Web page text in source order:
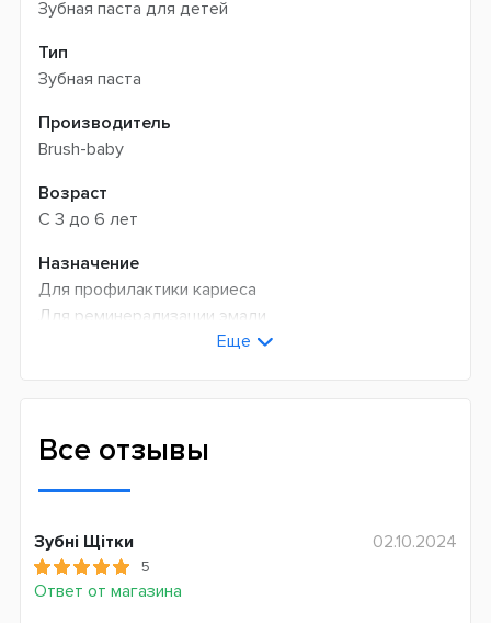
Зубная паста для детей
Тип
Зубная паста
Производитель
Brush-baby
Возраст
С 3 до 6 лет
Назначение
Для профилактики кариеса
Для реминерализации эмали
Для укрепления эмали
Индекс абразивности RDA
40
1350 ppm
Объем, мл
Еще
Все отзывы
Зубні Щітки
5
Ответ от магазина
02.10.2024